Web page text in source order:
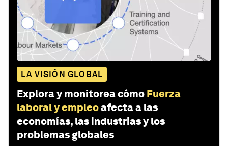
LA VISIÓN GLOBAL
Explora y monitorea cómo Fuerza
laboral y empleoafecta a las
economías, las industrias y los
problemas globales